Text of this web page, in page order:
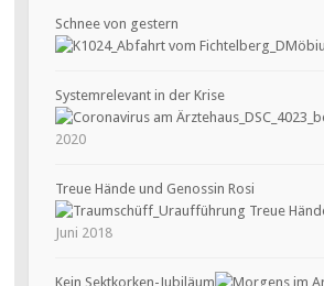
Schnee von gestern
Systemrelevant in der Krise
2020
Treue Hände und Genossin Rosi
Juni 2018
Kein Sektkorken-Jubiläum